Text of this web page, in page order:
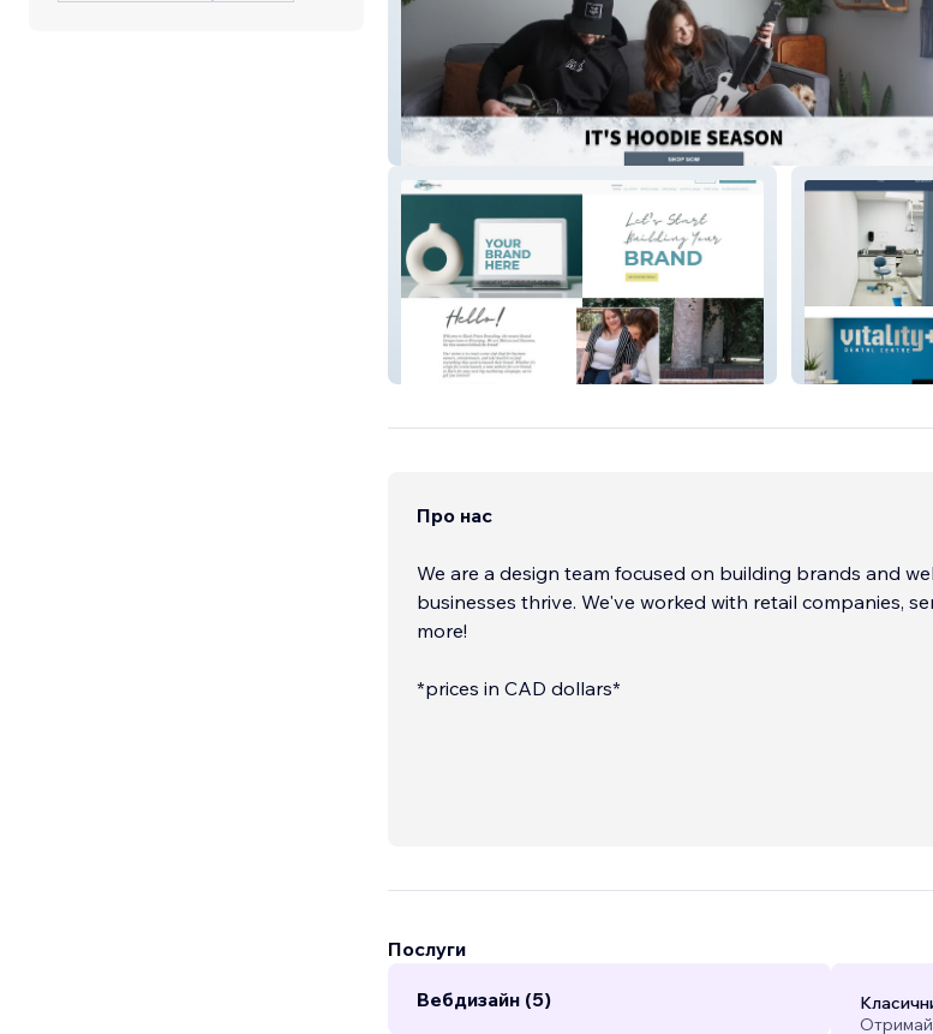
Team Issued
Black Prism Branding Vitality Dental
Про нас
We are a design team focused on building brands and
businesses thrive. We've worked with retail companies,
more!
*prices in CAD dollars*
Послуги
Вебдизайн (5)